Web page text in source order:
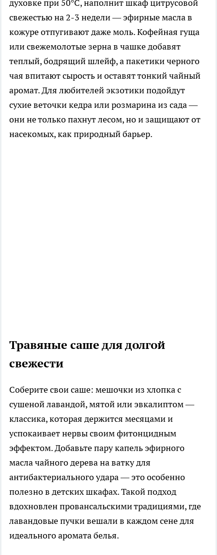
духовке при 50°C, наполнит шкаф цитрусовой
свежестью на 2-3 недели — эфирные масла в
кожуре отпугивают даже моль. Кофейная гуща
или свежемолотые зерна в чашке добавят
теплый, бодрящий шлейф, а пакетики черного
чая впитают сырость и оставят тонкий чайный
аромат. Для любителей экзотики подойдут
сухие веточки кедра или розмарина из сада —
они не только пахнут лесом, но и защищают от
насекомых, как природный барьер.
Травяные саше для долгой
свежести
Соберите свои саше: мешочки из хлопка с
сушеной лавандой, мятой или эвкалиптом —
классика, которая держится месяцами и
успокаивает нервы своим фитонцидным
эффектом. Добавьте пару капель эфирного
масла чайного дерева на ватку для
антибактериального удара — это особенно
полезно в детских шкафах. Такой подход
вдохновлен провансальскими традициями, где
лавандовые пучки вешали в каждом сене для
идеального аромата белья.